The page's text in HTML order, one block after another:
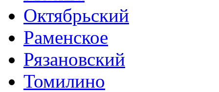
Октябрьский
Раменское
Рязановский
Томилино